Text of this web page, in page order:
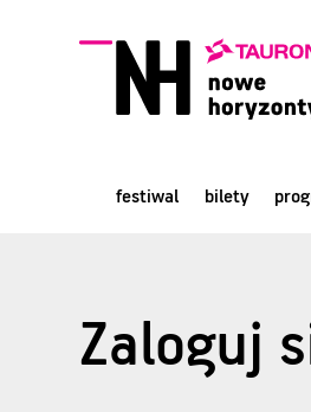
festiwal bilety
Zaloguj